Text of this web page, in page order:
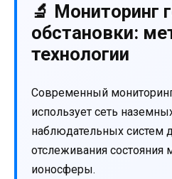
🔬 Мониторинг
обстановки:
технологии
Современный
использует сеть
наблюдательных систем
отслеживания состояния
ионосферы.